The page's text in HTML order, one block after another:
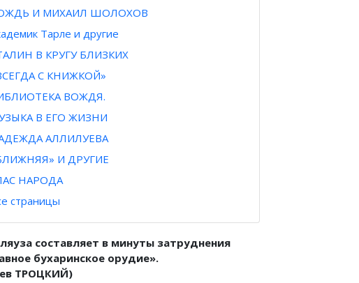
И МИХАИЛ ШОЛОХОВ
Тарле и другие
В КРУГУ БЛИЗКИХ
С КНИЖКОЙ»
ВОЖДЯ.
В ЕГО ЖИЗНИ
АЛЛИЛУЕВА
И ДРУГИЕ
НАРОДА
страницы
составляет в минуты затруднения
бухаринское орудие».
ТРОЦКИЙ)